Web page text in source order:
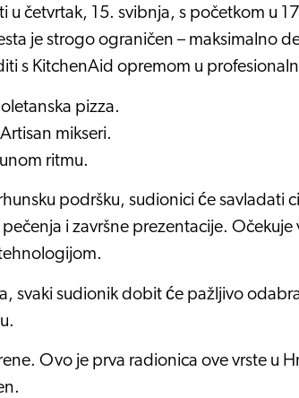
u četvrtak, 15. svibnja, s početkom u
je strogo ograničen – maksimalno
s KitchenAid opremom u
pizza.
mikseri.
ritmu.
podršku, sudionici će savladati
i završne prezentacije. Očekuje
svaki sudionik dobit će pažljivo
Ovo je prva radionica ove vrste u